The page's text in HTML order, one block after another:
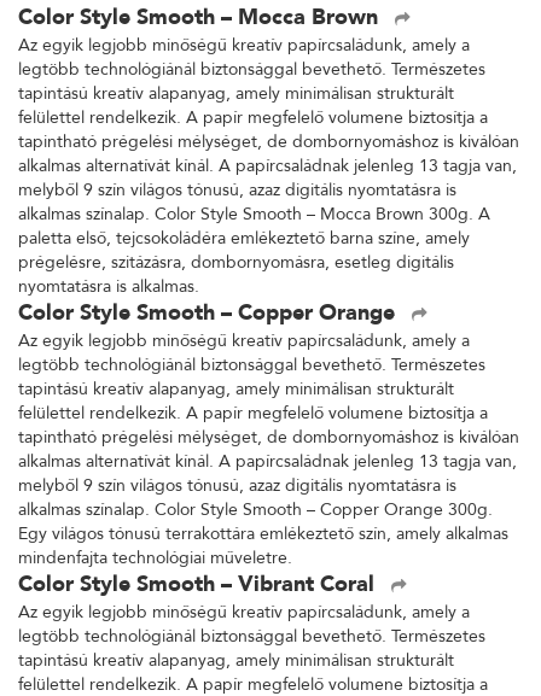
Color Style Smooth – Mocca Brown
Az egyik legjobb minőségű kreatív papírcsaládunk, amely a
legtöbb technológiánál biztonsággal bevethető. Természetes
tapintású kreatív alapanyag, amely minimálisan strukturált
felülettel rendelkezik. A papír megfelelő volumene biztosítja a
tapintható prégelési mélységet, de dombornyomáshoz is kiválóan
alkalmas alternatívát kínál. A papírcsaládnak jelenleg 13 tagja van,
melyből 9 szín világos tónusú, azaz digitális nyomtatásra is
alkalmas színalap. Color Style Smooth – Mocca Brown 300g. A
paletta első, tejcsokoládéra emlékeztető barna színe, amely
prégelésre, szitázásra, dombornyomásra, esetleg digitális
nyomtatásra is alkalmas.
Color Style Smooth – Copper Orange
Az egyik legjobb minőségű kreatív papírcsaládunk, amely a
legtöbb technológiánál biztonsággal bevethető. Természetes
tapintású kreatív alapanyag, amely minimálisan strukturált
felülettel rendelkezik. A papír megfelelő volumene biztosítja a
tapintható prégelési mélységet, de dombornyomáshoz is kiválóan
alkalmas alternatívát kínál. A papírcsaládnak jelenleg 13 tagja van,
melyből 9 szín világos tónusú, azaz digitális nyomtatásra is
alkalmas színalap. Color Style Smooth – Copper Orange 300g.
Egy világos tónusú terrakottára emlékeztető szín, amely alkalmas
mindenfajta technológiai műveletre.
Color Style Smooth – Vibrant Coral
Az egyik legjobb minőségű kreatív papírcsaládunk, amely a
legtöbb technológiánál biztonsággal bevethető. Természetes
tapintású kreatív alapanyag, amely minimálisan strukturált
felülettel rendelkezik. A papír megfelelő volumene biztosítja a